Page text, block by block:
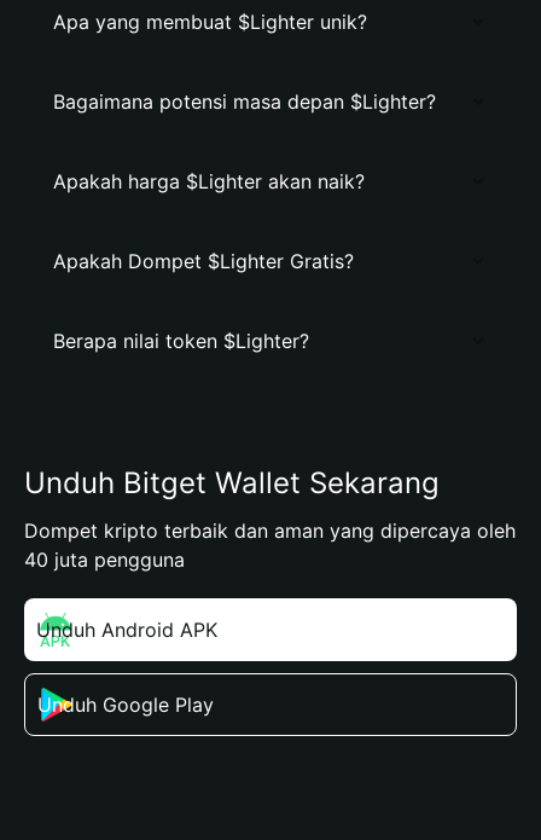
Apa yang membuat $Lighter unik?
Bagaimana potensi masa depan $Lighter?
Apakah harga $Lighter akan naik?
Apakah Dompet $Lighter Gratis?
Berapa nilai token $Lighter?
Unduh Bitget Wallet Sekarang
Dompet kripto terbaik dan aman yang dipercaya oleh
40 juta pengguna
Unduh Android APK
Unduh Google Play